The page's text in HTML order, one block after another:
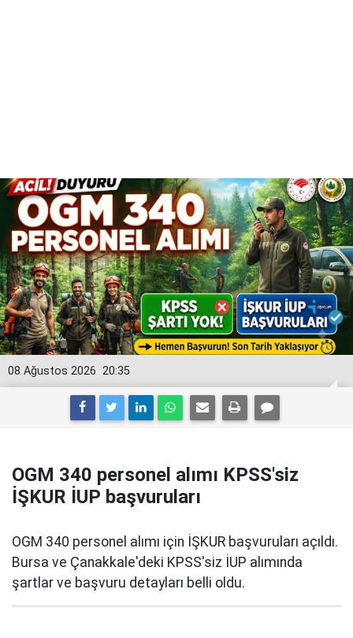
20:35
08 Ağustos 2026
OGM 340 personel alımı KPSS'siz
İŞKUR İUP başvuruları
OGM 340 personel alımı için İŞKUR başvuruları açıldı.
Bursa ve Çanakkale'deki KPSS'siz İUP alımında
şartlar ve başvuru detayları belli oldu.